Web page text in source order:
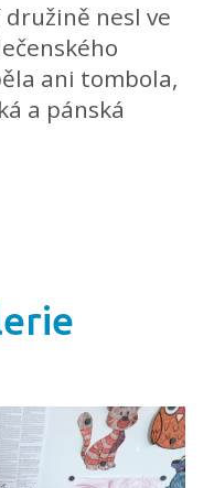
družině nesl ve
ani tombola,
a pánská